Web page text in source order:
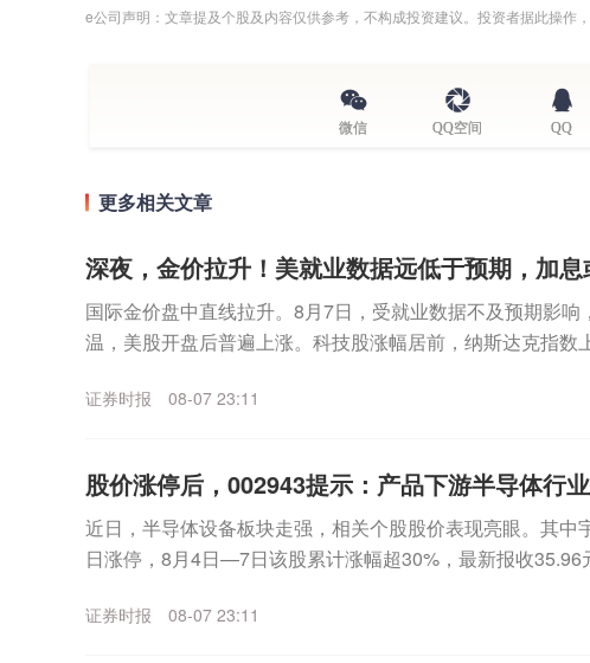
e公司声明：文章提及个股及内容仅供参考，不构成投资建议。投资者据此操作，
微信 QQ空间 QQ
更多相关文章
深夜，金价拉升！美就业数据远低于预期，加
国际金价盘中直线拉升。8月7日，受就业数据不及预期影响
温，美股开盘后普遍上涨。科技股涨幅居前，纳斯达克指数
证券时报 08-07 23:11
股价涨停后，002943提示：产品下游半导体行
近日，半导体设备板块走强，相关个股股价表现亮眼。其中
日涨停，8月4日—7日该股累计涨幅超30%，最新报收35.96
证券时报 08-07 23:11